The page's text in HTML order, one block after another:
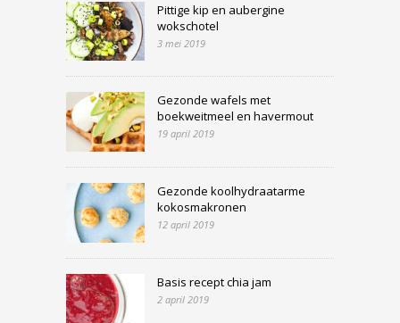
Pittige kip en aubergine
wokschotel
3 mei 2019
Gezonde wafels met
boekweitmeel en havermout
19 april 2019
Gezonde koolhydraatarme
kokosmakronen
12 april 2019
Basis recept chia jam
2 april 2019